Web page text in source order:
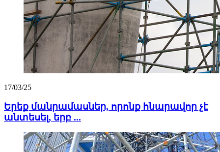
17/03/25
Երեք մանրամասներ, որոնք հնարավոր չէ
անտեսել, երբ ...